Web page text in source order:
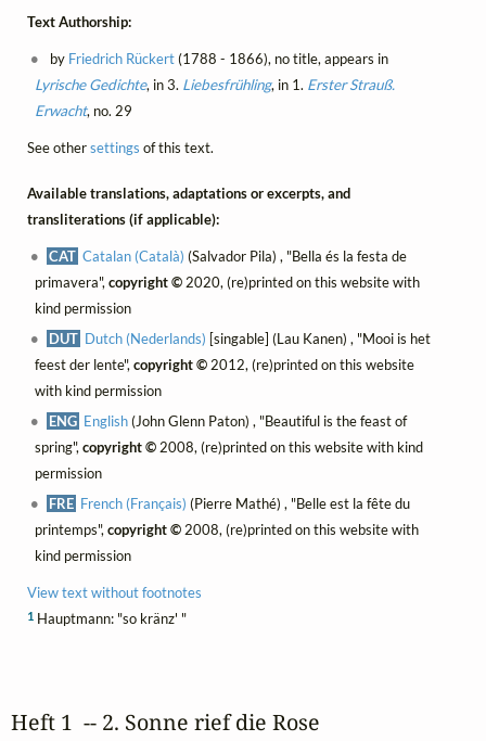
Text Authorship:
by Friedrich Rückert(1788 - 1866), no title, appears in
Lyrische Gedichte, in 3. Liebesfrühling, in 1. Erster Strauß.
Erwacht, no. 29
See othersettings of this text.
Available translations, adaptations or excerpts, and
transliterations (if applicable):
CAT Catalan (Català) (Salvador Pila) , "Bella és la festa de
primavera", copyright ©2020, (re)printed on this website with
kind permission
DUT Dutch (Nederlands) [singable] (Lau Kanen) , "Mooi is het
feest der lente", copyright ©2012, (re)printed on this website
with kind permission
ENG English(John Glenn Paton) , "Beautiful is the feast of
spring", copyright ©2008, (re)printed on this website with kind
permission
FRE French (Français) (Pierre Mathé) , "Belle est la fête du
printemps", copyright ©2008, (re)printed on this website with
kind permission
View text without footnotes
1Hauptmann: "so kränz' "
Heft 1  -- 2. Sonne rief die Rose